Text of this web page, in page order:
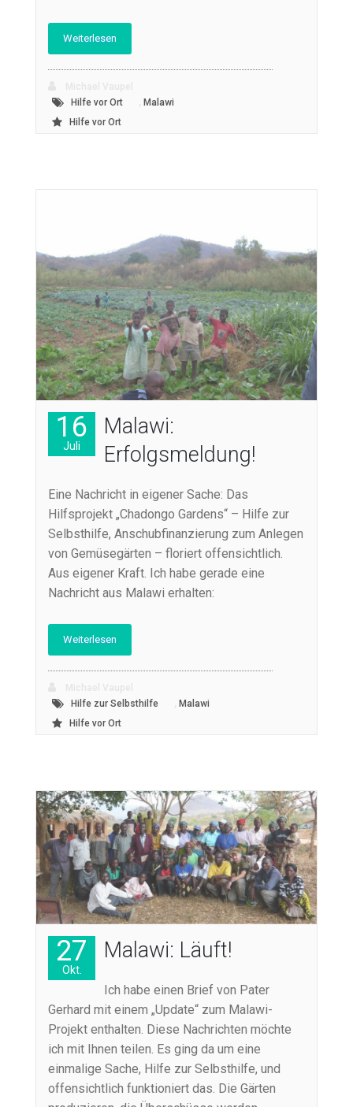
Weiterlesen
Hilfe vor Ort
Malawi
Hilfe vor Ort
16
Juli
Malawi:
Erfolgsmeldung!
Eine Nachricht in eigener Sache: Das
Hilfsprojekt „Chadongo Gardens“ – Hilfe zur
Selbsthilfe, Anschubfinanzierung zum Anlegen
von Gemüsegärten – floriert offensichtlich.
Aus eigener Kraft. Ich habe gerade eine
Nachricht aus Malawi erhalten:
Weiterlesen
Hilfe zur Selbsthilfe
Malawi
Hilfe vor Ort
27
Okt.
Malawi: Läuft!
Ich habe einen Brief von Pater
Gerhard mit einem „Update“ zum Malawi-
Projekt enthalten. Diese Nachrichten möchte
ich mit Ihnen teilen. Es ging da um eine
einmalige Sache, Hilfe zur Selbsthilfe, und
offensichtlich funktioniert das. Die Gärten